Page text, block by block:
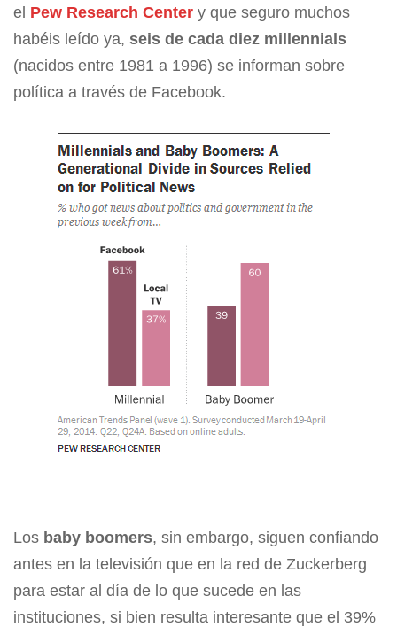
el Pew Research Center y que seguro muchos
habéis leído ya, seis de cada diez millennials
(nacidos entre 1981 a 1996) se informan sobre
política a través de Facebook.
Los baby boomers, sin embargo, siguen confiando
antes en la televisión que en la red de Zuckerberg
para estar al día de lo que sucede en las
instituciones, si bien resulta interesante que el 39%